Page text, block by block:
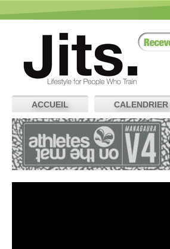
ACCUEIL CALENDRIER